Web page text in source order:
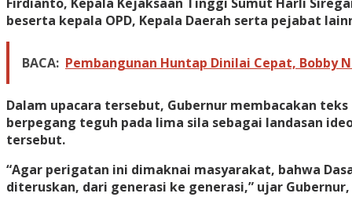
beserta kepala OPD, Kepala Daerah serta pejabat
BACA: Pembangunan Huntap Dinilai Cepat, Bobby
Dalam upacara tersebut, Gubernur membacakan
berpegang teguh pada lima sila sebagai landasan
tersebut.
“Agar perigatan ini dimaknai masyarakat, bahwa
diteruskan, dari generasi ke generasi,” ujar Gubernur,